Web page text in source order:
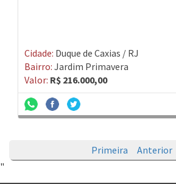
Cidade: Duque de Caxias / RJ
Bairro: Jardim Primavera
Valor: R$ 216.000,00
Primeira Anterior
"